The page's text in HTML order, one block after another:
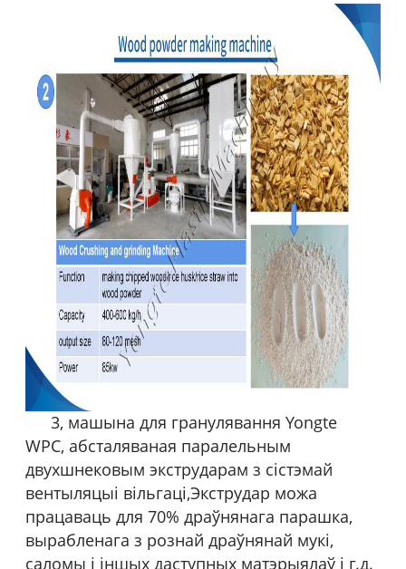
3, машына для гранулявання Yongte
WPC, абсталяваная паралельным
двухшнековым экстрударам з сістэмай
вентыляцыі вільгаці,Экструдар можа
працаваць для 70% драўнянага парашка,
вырабленага з рознай драўнянай мукі,
саломы і іншых даступных матэрыялаў і г.д.